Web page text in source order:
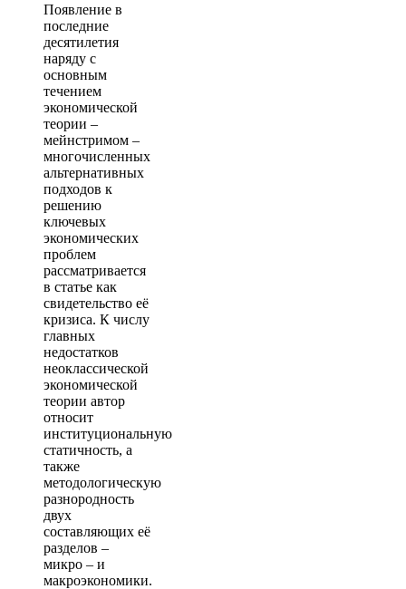
Появление в
последние
десятилетия
наряду с
основным
течением
экономической
теории –
мейнстримом –
многочисленных
альтернативных
подходов к
решению
ключевых
экономических
проблем
рассматривается
в статье как
свидетельство её
кризиса. К числу
главных
недостатков
неоклассической
экономической
теории автор
относит
институциональную
статичность, а
также
методологическую
разнородность
двух
составляющих её
разделов –
микро – и
макроэкономики.